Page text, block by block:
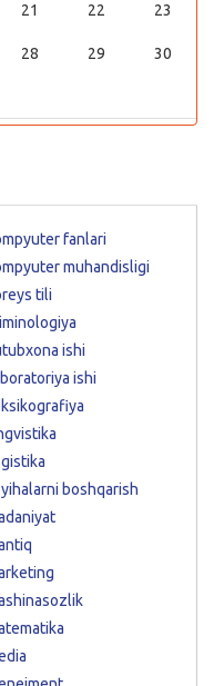
21 22 23
28 29 30
fanlari
muhandisligi
tili
ishi
ishi
boshqarish